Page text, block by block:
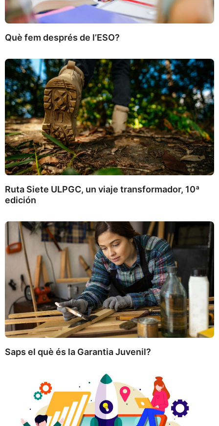
Què fem després de l’ESO?
Ruta Siete ULPGC, un viaje transformador, 10ª
edición
Saps el què és la Garantia Juvenil?